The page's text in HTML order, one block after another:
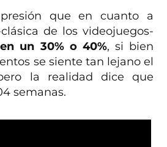
que en cuanto a
de los videojuegos-
un 30% o 40%, si bien
se siente tan lejano el
la realidad dice que
semanas.